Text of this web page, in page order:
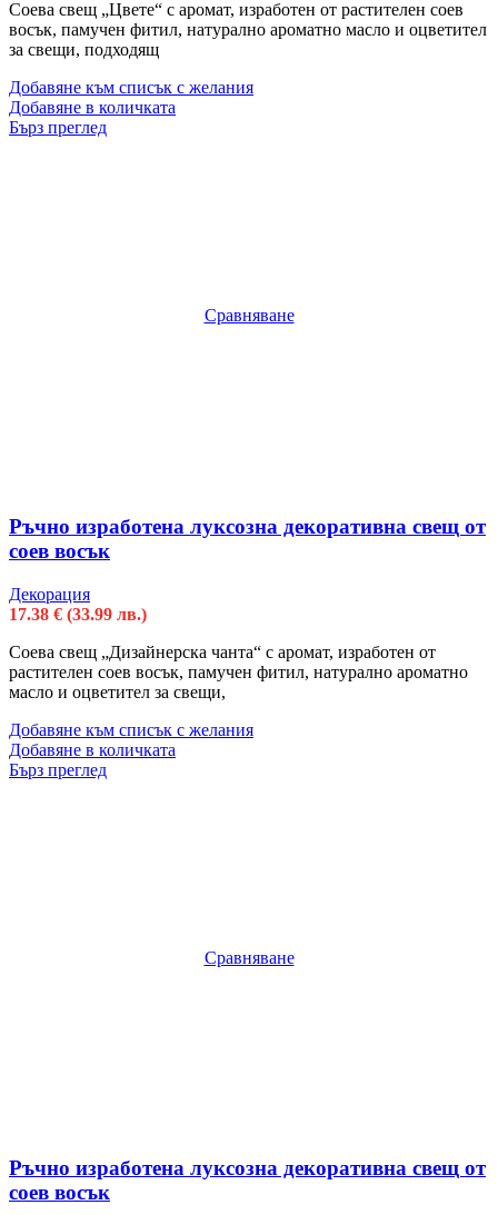
Соева свещ „Цвете“ с аромат, изработен от растителен соев
восък, памучен фитил, натурално ароматно масло и оцветител
за свещи, подходящ
Добавяне към списък с желания
Добавяне в количката
Бърз преглед
Сравняване
Ръчно изработена луксозна декоративна свещ от
соев восък
Декорация
17.38 € (33.99 лв.)
Соева свещ „Дизайнерска чанта“ с аромат, изработен от
растителен соев восък, памучен фитил, натурално ароматно
масло и оцветител за свещи,
Добавяне към списък с желания
Добавяне в количката
Бърз преглед
Сравняване
Ръчно изработена луксозна декоративна свещ от
соев восък